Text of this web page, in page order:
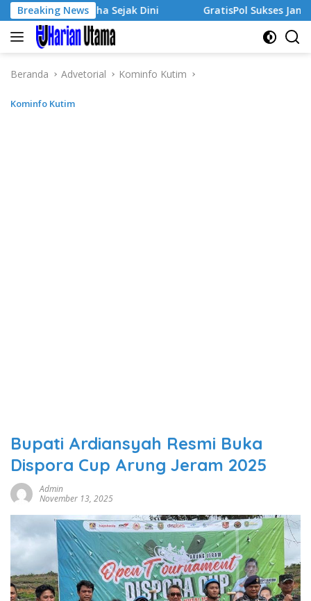
Langsung
ke
konten
Breaking News
Sejak Dini GratisPol Sukses Jangkau
Beranda Advetorial Kominfo Kutim
Kominfo Kutim
Bupati Ardiansyah Resmi Buka
Dispora Cup Arung Jeram 2025
Admin
November 13, 2025